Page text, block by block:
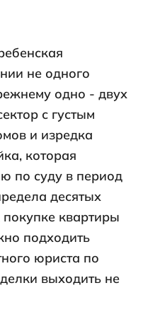
не одного
одно - двух
с густым
и изредка
которая
по суду в период
десятых
покупке квартиры
подходить
юриста по
выходить не